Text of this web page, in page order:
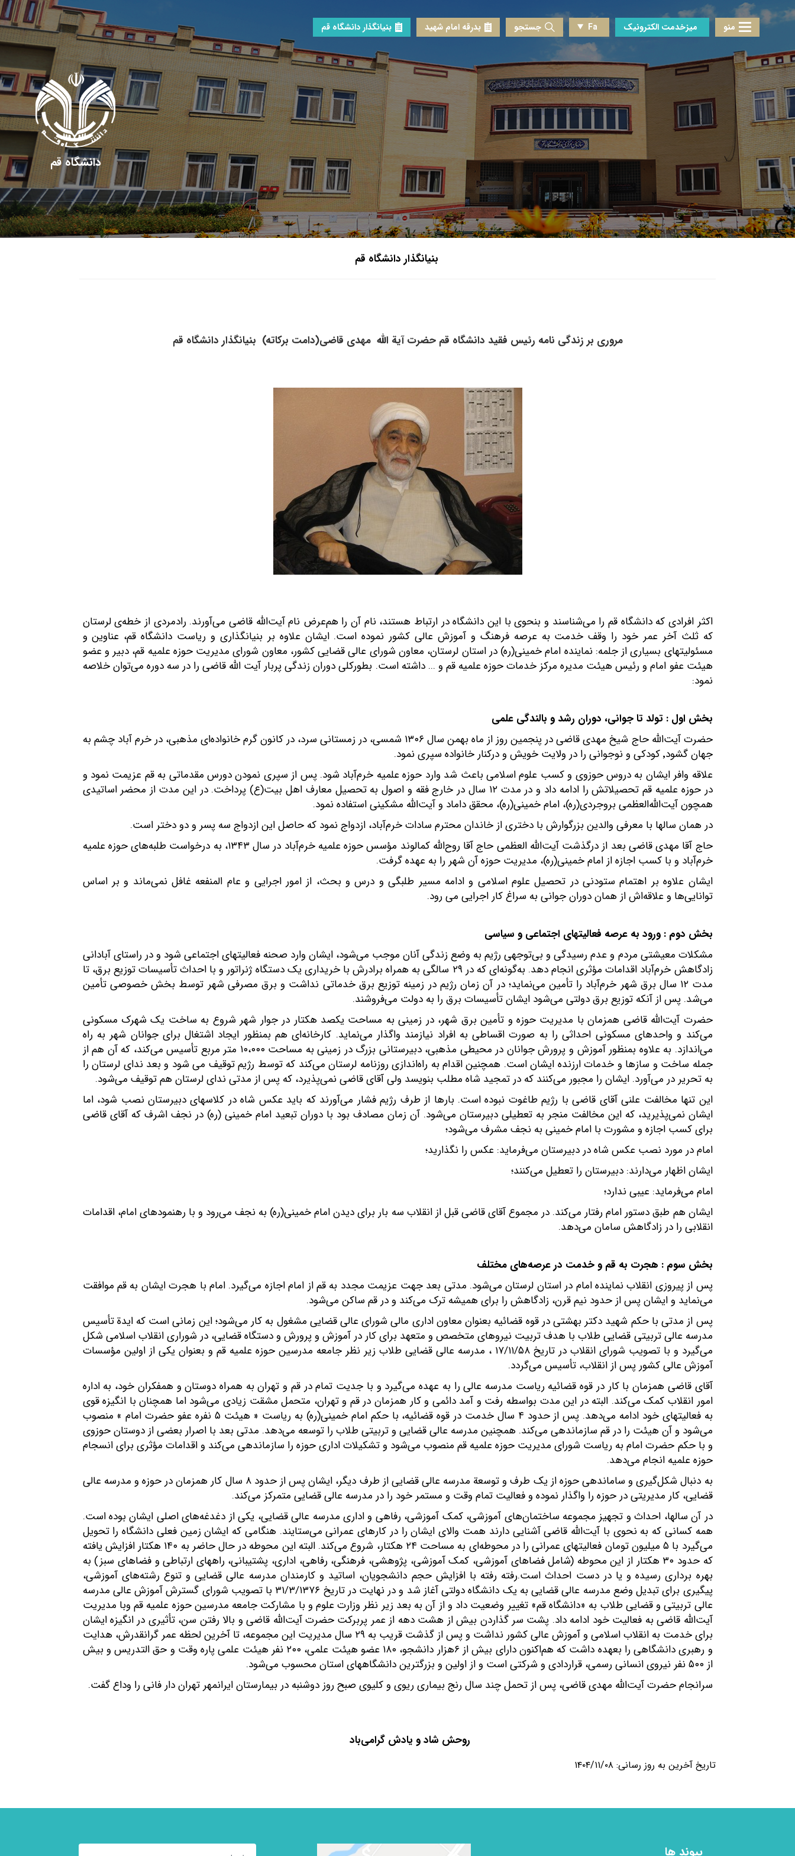
منو میزخدمت الکترونیک Fa جستجو بدرقه امام شهید بنیانگذار دانشگاه قم
دانشگاه قم
بنیانگذار دانشگاه قم
مروری بر زندگی نامه رئیس فقید دانشگاه قم حضرت آیة الله مهدی قاضی(دامت برکاته) بنیانگذار دانشگاه قم
اکثر افرادی که دانشگاه قم را می‌شناسند و بنحوی با این دانشگاه در ارتباط هستند، نام آن را هم‌عرض نام آیت‌الله قاضی می‌آورند. رادمردی از خطه‌ی لرستان
که ثلث آخر عمر خود را وقف خدمت به عرصه فرهنگ و آموزش عالی کشور نموده است. ایشان علاوه بر بنیانگذاری و ریاست دانشگاه قم، عناوین و
مسئولیتهای بسیاری از جلمه: نماینده امام خمینی(ره) در استان لرستان، معاون شورای عالی قضایی کشور، معاون شورای مدیریت حوزه علمیه قم، دبیر و عضو
هیئت عفو امام و رئیس هیئت مدیره مرکز خدمات حوزه علمیه قم و ... داشته است. بطورکلی دوران زندگی پربار آیت الله قاضی را در سه دوره می‌توان خلاصه
نمود:
بخش اول : تولد تا جوانی، دوران رشد و بالندگی علمی
حضرت آیت‌الله حاج شیخ مهدی قاضی در پنجمین روز از ماه بهمن سال ۱۳۰۶ شمسی، در زمستانی سرد، در کانون گرم خانواده‌ای مذهبی، در خرم آباد چشم به
جهان گشود٬ کودکی و نوجوانی را در ولایت خویش و درکنار خانواده سپری نمود.
علاقه‌ وافر ایشان به دروس حوزوی و کسب علوم اسلامی باعث شد وارد حوزه علمیه خرم‌آباد شود. پس از سپری نمودن دورس مقدماتی به قم عزیمت نمود و
در حوزه علمیه قم تحصیلاتش را ادامه داد و در مدت ۱۲ سال در خارج فقه و اصول به تحصیل معارف اهل بیت(ع) پرداخت. در این مدت از محضر اساتیدی
همچون آیت‌الله‌العظمی بروجردی(ره)، امام خمینی(ره)، محقق داماد و آیت‌الله مشکینی استفاده نمود.
در همان سالها با معرفی والدین بزرگوارش با دختری از خاندان محترم سادات خرم‌آباد، ازدواج نمود که حاصل این ازدواج سه پسر و دو دختر است.
حاج آقا مهدی قاضی بعد از درگذشت آیت‌الله العظمی حاج آقا روح‌الله کمالوند مؤسس حوزه علمیه خرم‌آباد در سال ۱۳۴۳، به درخواست طلبه‌های حوزه علمیه
خرم‌آباد و با کسب اجازه از امام خمینی(ره)، مدیریت حوزه آن شهر را به عهده گرفت.
ایشان علاوه بر اهتمام ستودنی در تحصیل علوم اسلامی و ادامه مسیر طلبگی و درس و بحث، از امور اجرایی و عام المنفعه غافل نمی‌ماند و بر اساس
توانایی‌ها و علاقه‌اش از همان دوران جوانی به سراغ کار اجرایی می رود.
بخش دوم : ورود به عرصه فعالیتهای اجتماعی و سیاسی
مشکلات معیشتی مردم و عدم رسیدگی و بی‌توجهی رژیم به وضع زندگی آنان موجب می‌شود، ایشان وارد صحنه فعالیتهای اجتماعی شود و در راستای آبادانی
زادگاهش خرم‌آباد اقدامات مؤثری انجام دهد. به‌گونه‌ای که در ۲۹ سالگی به همراه برادرش با خریداری یک دستگاه ژنراتور و با احداث تأسیسات توزیع برق، تا
مدت ۱۲ سال برق شهر خرم‌آباد را تأمین می‌نماید؛ در آن زمان رژیم در زمینه توزیع برق خدماتی نداشت و برق مصرفی شهر توسط بخش خصوصی تأمین
می‌شد. پس از آنکه توزیع برق دولتی می‌شود ایشان تأسیسات برق را به دولت می‌فروشند.
حضرت آیت‌الله قاضی همزمان با مدیریت حوزه و تأمین برق شهر، در زمینی به مساحت یکصد هکتار در جوار شهر شروع به ساخت یک شهرک مسکونی
می‌کند و واحدهای مسکونی احداثی را به صورت اقساطی به افراد نیازمند واگذار می‌نماید. کارخانه‌ای هم بمنظور ایجاد اشتغال برای جوانان شهر به راه
می‌اندازد. به علاوه بمنظور آموزش و پرورش جوانان در محیطی مذهبی، دبیرستانی بزرگ در زمینی به مساحت ۱۰،۰۰۰ متر مربع تأسیس می‌کند، که آن هم از
جمله ساخت و سازها و خدمات ارزنده ایشان است. همچنین اقدام به راه‌اندازی روزنامه لرستان می‌کند که توسط رژیم توقیف می شود و بعد ندای لرستان را
به تحریر در می‌آورد. ایشان را مجبور می‌کنند که در تمجید شاه مطلب بنویسد ولی آقای قاضی نمی‌پذیرد، که پس از مدتی ندای لرستان هم توقیف می‌شود.
این تنها مخالفت علنی آقای قاضی با رژیم طاغوت نبوده است. بارها از طرف رژیم فشار می‌آورند که باید عکس شاه در کلاسهای دبیرستان نصب شود، اما
ایشان نمی‌پذیرید، که این مخالفت منجر به تعطیلی دبیرستان می‌شود. آن زمان مصادف بود با دوران تبعید امام خمینی (ره) در نجف اشرف که آقای قاضی
برای کسب اجازه و مشورت با امام خمینی به نجف مشرف می‌شود؛
امام در مورد نصب عکس شاه در دبیرستان می‌فرماید: عکس را نگذارید؛
ایشان اظهار می‌دارند: دبیرستان را تعطیل می‌کنند؛
امام می‌فرماید: عیبی ندارد؛
ایشان هم طبق دستور امام رفتار می‌کند. در مجموع آقای قاضی قبل از انقلاب سه بار برای دیدن امام خمینی‌(ره) به نجف می‌رود و با رهنمودهای امام، اقدامات
انقلابی را در زادگاهش سامان می‌دهد.
بخش سوم : هجرت به قم و خدمت در عرصه‌های مختلف
پس از پیروزی انقلاب نماینده امام در استان لرستان می‌شود. مدتی بعد جهت عزیمت مجدد به قم از امام اجازه می‌گیرد. امام با هجرت ایشان به قم موافقت
می‌نماید و ایشان پس از حدود نیم قرن، زادگاهش را برای همیشه ترک می‌کند و در قم ساکن می‌شود.
پس از مدتی با حکم شهید دکتر بهشتی در قوه قضائیه بعنوان معاون اداری مالی شورای عالی قضایی مشغول به کار می‌شود؛ این زمانی است که ایدة تأسیس
مدرسه عالی تربیتی قضایی طلاب با هدف تربیت نیروهای متخصص و متعهد برای کار در آموزش و پرورش و دستگاه قضایی، در شوراری انقلاب اسلامی شکل
می‌گیرد و با تصویب شورای انقلاب در تاریخ ۱۷/۱۱/۵۸ ، مدرسه عالی قضایی طلاب زیر نظر جامعه مدرسین حوزه علمیه قم و بعنوان یکی از اولین مؤسسات
آموزش عالی کشور پس از انقلاب، تأسیس می‌گردد.
آقای قاضی همزمان با کار در قوه قضائیه ریاست مدرسه عالی را به عهده می‌گیرد و با جدیت تمام در قم و تهران به ‌همراه دوستان و همفکران خود، به اداره
امور انقلاب کمک می‌کند. البته در این مدت بواسطه رفت و آمد دائمی و کار همزمان در قم و تهران، متحمل مشقت زیادی می‌شود اما همچنان با انگیزه قوی
به فعالیتهای خود ادامه می‌دهد. پس از حدود ۴ سال خدمت در قوه قضائیه، با حکم امام خمینی(ره) به ریاست « هیئت ۵ نفره عفو حضرت امام » منصوب
می‌شود و آن هیئت را در قم سازماندهی می‌کند. همچنین مدرسه عالی قضایی و تربیتی طلاب را توسعه می‌دهد. مدتی بعد با اصرار بعضی از دوستان حوزوی
و با حکم حضرت امام به ریاست شورای مدیریت حوزه علمیه قم منصوب می‌شود و تشکیلات اداری حوزه را سازماندهی می‌کند و اقدامات مؤثری برای انسجام
حوزه علمیه انجام می‌دهد.
به دنبال شکل‌گیری و ساماندهی حوزه از یک طرف و توسعة مدرسه عالی قضایی از طرف دیگر، ایشان پس از حدود ۸ سال کار همزمان در حوزه و مدرسه عالی
قضایی، کار مدیریتی در حوزه را واگذار نموده و فعالیت تمام وقت و مستمر خود را در مدرسه عالی قضایی متمرکز می‌کند.
در آن سالها، احداث و تجهیز مجموعه ساختمان‌های آموزشی، کمک آموزشی، رفاهی و اداری مدرسه عالی قضایی، یکی از دغدغه‌های اصلی ایشان بوده است.
همه کسانی که به نحوی با آیت‌الله قاضی آشنایی دارند همت والای ایشان را در کارهای عمرانی می‌ستایند. هنگامی که ایشان زمین فعلی دانشگاه را تحویل
می‌گیرد با ۵ میلیون تومان فعالیتهای عمرانی را در محوطه‌ای به مساحت ۲۴ هکتار، شروع می‌کند. البته این محوطه در حال حاضر به ۱۴۰ هکتار افزایش یافته
که حدود ۳۰ هکتار از این محوطه (شامل فضاهای آموزشی، کمک آموزشی، پژوهشی، فرهنگی، رفاهی، اداری، پشتیبانی، راههای ارتباطی و فضاهای سبز) به
بهره برداری رسیده و یا در دست احداث است.رفته رفته با افزایش حجم دانشجویان، اساتید و کارمندان مدرسه عالی قضایی و تنوع رشته‌های آموزشی،
پیگیری برای تبدیل وضع مدرسه عالی قضایی به یک دانشگاه دولتی آغاز شد و در نهایت در تاریخ ۳۱/۳/۱۳۷۶ با تصویب شورای گسترش آموزش عالی مدرسه
عالی تربیتی و قضایی طلاب به «دانشگاه قم» تغییر وضعیت داد و از آن به بعد زیر نظر وزارت علوم و با مشارکت جامعه مدرسین حوزه علمیه قم وبا مدیریت
آیت‌الله قاضی به فعالیت خود ادامه داد. پشت سر گذاردن بیش از هشت دهه از عمر پربرکت حضرت آیت‌الله قاضی و بالا رفتن سن، تأثیری در انگیزه‌ ایشان
برای خدمت به انقلاب اسلامی و آموزش عالی کشور نداشت و پس از گذشت قریب به ۲۹ سال مدیریت این مجموعه، تا آخرین لحظه عمر گرانقدرش، هدایت
و رهبری دانشگاهی را بعهده داشت که هم‌اکنون دارای بیش از ۶هزار دانشجو، ۱۸۰ عضو هیئت علمی، ۲۰۰ نفر هیئت علمی پاره وقت و حق التدریس و بیش
از ۵۰۰ نفر نیروی انسانی رسمی، قراردادی و شرکتی است و از اولین و بزرگترین دانشگاههای استان محسوب می‌شود.
سرانجام حضرت آیت‌الله مهدی قاضی، پس از تحمل چند سال رنج بیماری ریوی و کلیوی صبح روز دوشنبه در بیمارستان ایرانمهر تهران دار فانی را وداع گفت.
روحش شاد و یادش گرامی‌باد
تاریخ آخرین به روز رسانی: ۱۴۰۴/۱۱/۰۸
پیوند ها